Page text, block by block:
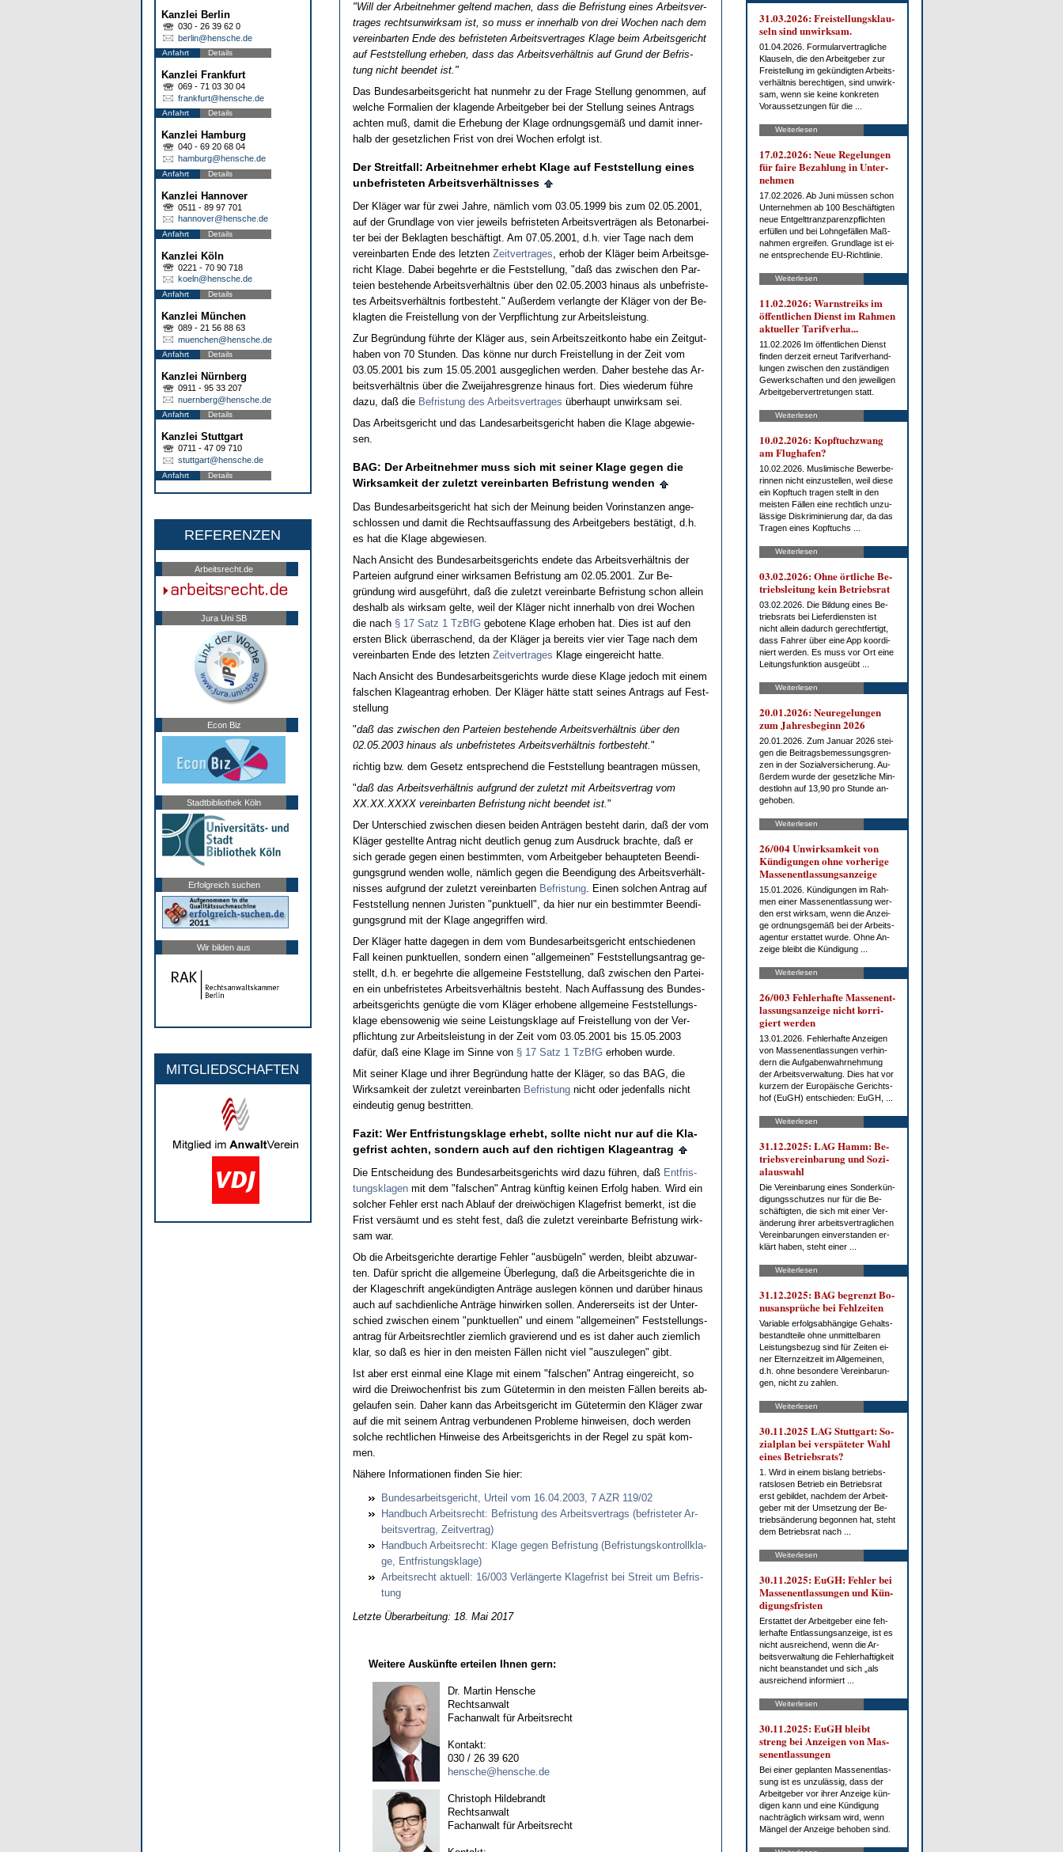
Kanzlei Berlin
030 - 26 39 62 0
berlin@hensche.de
Anfahrt Details
Kanzlei Frankfurt
069 - 71 03 30 04
frankfurt@hensche.de
Anfahrt Details
Kanzlei Hamburg
040 - 69 20 68 04
hamburg@hensche.de
Anfahrt Details
Kanzlei Hannover
0511 - 89 97 701
hannover@hensche.de
Anfahrt Details
Kanzlei Köln
0221 - 70 90 718
koeln@hensche.de
Anfahrt Details
Kanzlei München
089 - 21 56 88 63
muenchen@hensche.de
Anfahrt Details
Kanzlei Nürnberg
0911 - 95 33 207
nuernberg@hensche.de
Anfahrt Details
Kanzlei Stuttgart
0711 - 47 09 710
stuttgart@hensche.de
Anfahrt Details
REFERENZEN
Arbeitsrecht.de
Jura Uni SB
Econ Biz
Stadtbibliothek Köln
Erfolgreich suchen
Wir bilden aus
MITGLIEDSCHAFTEN
"Will der Ar­beit­neh­mer gel­tend ma­chen, dass die Be­fris­tung ei­nes Ar­beits­ver­
tra­ges rechts­un­wirk­sam ist, so muss er in­ner­halb von drei Wo­chen nach dem
ver­ein­bar­ten En­de des be­fris­te­ten Ar­beits­ver­tra­ges Kla­ge beim Ar­beits­ge­richt
auf Fest­stel­lung er­he­ben, dass das Ar­beits­verhält­nis auf Grund der Be­fris­
tung nicht be­en­det ist."
Das Bun­des­ar­beits­ge­richt hat nun­mehr zu der Fra­ge Stel­lung ge­nom­men, auf
wel­che For­ma­li­en der kla­gen­de Ar­beit­ge­ber bei der Stel­lung sei­nes An­trags
ach­ten muß, da­mit die Er­he­bung der Kla­ge ord­nungs­gemäß und da­mit in­ner­
halb der ge­setz­li­chen Frist von drei Wo­chen er­folgt ist.
Der Streit­fall: Ar­beit­neh­mer er­hebt Kla­ge auf Fest­stel­lung ei­nes
un­be­fris­te­ten Ar­beits­verhält­nis­ses
Der Kläger war für zwei Jah­re, nämlich vom 03.05.1999 bis zum 02.05.2001,
auf der Grund­la­ge von vier je­weils be­fris­te­ten Ar­beits­verträgen als Be­ton­ar­bei­
ter bei der Be­klag­ten beschäftigt. Am 07.05.2001, d.h. vier Ta­ge nach dem
ver­ein­bar­ten En­de des letz­ten Zeit­ver­tra­ges, er­hob der Kläger beim Ar­beits­ge­
richt Kla­ge. Da­bei be­gehr­te er die Fest­stel­lung, "daß das zwi­schen den Par­
tei­en be­ste­hen­de Ar­beits­verhält­nis über den 02.05.2003 hin­aus als un­be­fris­te­
tes Ar­beits­verhält­nis fort­be­steht." Außer­dem ver­lang­te der Kläger von der Be­
klag­ten die Frei­stel­lung von der Ver­pflich­tung zur Ar­beits­leis­tung.
Zur Be­gründung führ­te der Kläger aus, sein Ar­beits­zeit­kon­to ha­be ein Zeit­gut­
ha­ben von 70 St­un­den. Das könne nur durch Frei­stel­lung in der Zeit vom
03.05.2001 bis zum 15.05.2001 aus­ge­gli­chen wer­den. Da­her be­ste­he das Ar­
beits­verhält­nis über die Zwei­jah­res­gren­ze hin­aus fort. Dies wie­der­um führe
da­zu, daß die Be­fris­tung des Ar­beits­ver­tra­ges über­haupt un­wirk­sam sei.
Das Ar­beits­ge­richt und das Lan­des­ar­beits­ge­richt ha­ben die Kla­ge ab­ge­wie­
sen.
BAG: Der Ar­beit­neh­mer muss sich mit sei­ner Kla­ge ge­gen die
Wirk­sam­keit der zu­letzt ver­ein­bar­ten Be­fris­tung wen­den
Das Bun­des­ar­beits­ge­richt hat sich der Mei­nung bei­den Vor­in­stan­zen an­ge­
schlos­sen und da­mit die Rechts­auf­fas­sung des Ar­beit­ge­bers bestätigt, d.h.
es hat die Kla­ge ab­ge­wie­sen.
Nach An­sicht des Bun­des­ar­beits­ge­richts en­de­te das Ar­beits­verhält­nis der
Par­tei­en auf­grund ei­ner wirk­sa­men Be­fris­tung am 02.05.2001. Zur Be­
gründung wird aus­geführt, daß die zu­letzt ver­ein­bar­te Be­fris­tung schon al­lein
des­halb als wirk­sam gel­te, weil der Kläger nicht in­ner­halb von drei Wo­chen
die nach § 17 Satz 1 Tz­B­fGge­bo­te­ne Kla­ge er­ho­ben hat. Dies ist auf den
ers­ten Blick über­ra­schend, da der Kläger ja be­reits vier vier Ta­ge nach dem
ver­ein­bar­ten En­de des letz­ten Zeit­ver­tra­ges Kla­ge ein­ge­reicht hat­te.
Nach An­sicht des Bun­des­ar­beits­ge­richts wur­de die­se Kla­ge je­doch mit ei­nem
fal­schen Kla­ge­an­trag er­ho­ben. Der Kläger hätte statt sei­nes An­trags auf Fest­
stel­lung
"daß das zwi­schen den Par­tei­en be­ste­hen­de Ar­beits­verhält­nis über den
02.05.2003 hin­aus als un­be­fris­te­tes Ar­beits­verhält­nis fort­be­steht. "
rich­tig bzw. dem Ge­setz ent­spre­chend die Fest­stel­lung be­an­tra­gen müssen,
"daß das Ar­beits­verhält­nis auf­grund der zu­letzt mit Ar­beits­ver­trag vom
XX.XX.XXXX ver­ein­bar­ten Be­fris­tung nicht be­en­det ist. "
Der Un­ter­schied zwi­schen die­sen bei­den Anträgen be­steht dar­in, daß der vom
Kläger ge­stell­te An­trag nicht deut­lich ge­nug zum Aus­druck brach­te, daß er
sich ge­ra­de ge­gen ei­nen be­stimm­ten, vom Ar­beit­ge­ber be­haup­te­ten Be­en­di­
gungs­grund wen­den wol­le, nämlich ge­gen die Be­en­di­gung des Ar­beits­verhält­
nis­ses auf­grund der zu­letzt ver­ein­bar­ten Be­fris­tung. Ei­nen sol­chen An­trag auf
Fest­stel­lung nen­nen Ju­ris­ten "punk­tu­ell", da hier nur ein be­stimm­ter Be­en­di­
gungs­grund mit der Kla­ge an­ge­grif­fen wird.
Der Kläger hat­te da­ge­gen in dem vom Bun­des­ar­beits­ge­richt ent­schie­de­nen
Fall kei­nen punk­tu­el­len, son­dern ei­nen "all­ge­mei­nen" Fest­stel­lungs­an­trag ge­
stellt, d.h. er be­gehr­te die all­ge­mei­ne Fest­stel­lung, daß zwi­schen den Par­tei­
en ein un­be­fris­te­tes Ar­beits­verhält­nis be­steht. Nach Auf­fas­sung des Bun­des­
ar­beits­ge­richts genügte die vom Kläger er­ho­be­ne all­ge­mei­ne Fest­stel­lungs­
kla­ge eben­so­we­nig wie sei­ne Leis­tungs­kla­ge auf Frei­stel­lung von der Ver­
pflich­tung zur Ar­beits­leis­tung in der Zeit vom 03.05.2001 bis 15.05.2003
dafür, daß ei­ne Kla­ge im Sin­ne von § 17 Satz 1 Tz­B­fG er­ho­ben wur­de.
Mit sei­ner Kla­ge und ih­rer Be­gründung hat­te der Kläger, so das BAG, die
Wirk­sam­keit der zu­letzt ver­ein­bar­ten Be­fris­tungnicht oder je­den­falls nicht
ein­deu­tig ge­nug be­strit­ten.
Fa­zit: Wer Ent­fris­tungs­kla­ge er­hebt, soll­te nicht nur auf die Kla­
ge­frist ach­ten, son­dern auch auf den rich­ti­gen Kla­ge­an­trag
Die Ent­schei­dung des Bun­des­ar­beits­ge­richts wird da­zu führen, daß Ent­fris­
tungs­kla­genmit dem "fal­schen" An­trag künf­tig kei­nen Er­folg ha­ben. Wird ein
sol­cher Feh­ler erst nach Ab­lauf der dreiwöchi­gen Kla­ge­frist be­merkt, ist die
Frist versäumt und es steht fest, daß die zu­letzt ver­ein­bar­te Be­fris­tung wirk­
sam war.
Ob die Ar­beits­ge­rich­te der­ar­ti­ge Feh­ler "ausbügeln" wer­den, bleibt ab­zu­war­
ten. Dafür spricht die all­ge­mei­ne Über­le­gung, daß die Ar­beits­ge­rich­te die in
der Kla­ge­schrift an­gekündig­ten Anträge aus­le­gen können und darüber hin­aus
auch auf sach­dien­li­che Anträge hin­wir­ken sol­len. An­de­rer­seits ist der Un­ter­
schied zwi­schen ei­nem "punk­tu­el­len" und ei­nem "all­ge­mei­nen" Fest­stel­lungs­
an­trag für Ar­beits­recht­ler ziem­lich gra­vie­rend und es ist da­her auch ziem­lich
klar, so daß es hier in den meis­ten Fällen nicht viel "aus­zu­le­gen" gibt.
Ist aber erst ein­mal ei­ne Kla­ge mit ei­nem "fal­schen" An­trag ein­ge­reicht, so
wird die Drei­wo­chen­frist bis zum Güte­ter­min in den meis­ten Fällen be­reits ab­
ge­lau­fen sein. Da­her kann das Ar­beits­ge­richt im Güte­ter­min den Kläger zwar
auf die mit sei­nem An­trag ver­bun­de­nen Pro­ble­me hin­wei­sen, doch wer­den
sol­che recht­li­chen Hin­wei­se des Ar­beits­ge­richts in der Re­gel zu spät kom­
men.
Nähe­re In­for­ma­tio­nen fin­den Sie hier:
Bun­des­ar­beits­ge­richt, Ur­teil vom 16.04.2003, 7 AZR 119/02
Hand­buch Ar­beits­recht: Be­fris­tung des Ar­beits­ver­trags (be­fris­te­ter Ar­
beits­ver­trag, Zeit­ver­trag)
Hand­buch Ar­beits­recht: Kla­ge ge­gen Be­fris­tung (Be­fris­tungs­kon­troll­kla­
ge, Ent­fris­tungs­kla­ge)
Ar­beits­recht ak­tu­ell: 16/003 Verlänger­te Kla­ge­frist bei Streit um Be­fris­
tung
Letzte Überarbeitung: 18. Mai 2017
Weitere Auskünfte erteilen Ihnen gern:
Dr. Martin Hensche
Rechtsanwalt
Fachanwalt für Arbeitsrecht
Kontakt:
030 / 26 39 620
hensche@hensche.de
Christoph Hildebrandt
Rechtsanwalt
Fachanwalt für Arbeitsrecht
31.03.2026: Frei­stel­lungs­klau­
seln sind un­wirk­sam.
01.04.2026. For­mu­lar­ver­trag­li­che
Klau­seln, die den Ar­beit­ge­ber zur
Frei­stel­lung im ge­kün­dig­ten Ar­beits­
ver­hält­nis be­rech­ti­gen, sind un­wirk­
sam, wenn sie kei­ne kon­kre­ten
Vor­aus­set­zun­gen für die ...
Weiterlesen
17.02.2026: Neue Re­ge­lun­gen
für fai­re Be­zah­lung in Un­ter­
neh­men
17.02.2026. Ab Ju­ni müs­sen schon
Un­ter­neh­men ab 100 Be­schäf­tig­ten
neue Ent­gelt­tranz­pa­renz­pflich­ten
er­fül­len und bei Lohn­ge­fäl­len Maß­
nah­men er­grei­fen. Grund­la­ge ist ei­
ne ent­spre­chen­de EU-Richt­li­nie.
Weiterlesen
11.02.2026: Warn­streiks im
öf­fent­li­chen Dienst im Rah­men
ak­tu­el­ler Ta­rif­ver­ha...
11.02.2026 Im öf­fent­li­chen Dienst
fin­den der­zeit er­neut Ta­rif­ver­hand­
lun­gen zwi­schen den zu­stän­di­gen
Ge­werk­schaf­ten und den je­wei­li­gen
Ar­beit­ge­ber­ver­tre­tun­gen statt.
Weiterlesen
10.02.2026: Kopf­tuch­zwang
am Flug­ha­fen?
10.02.2026. Mus­li­mi­sche Be­wer­be­
rin­nen nicht ein­zu­stel­len, weil die­se
ein Kopf­tuch tra­gen stellt in den
meis­ten Fäl­len ei­ne recht­lich un­zu­
läs­si­ge Dis­kri­mi­nie­rung dar, da das
Tra­gen ei­nes Kopf­tuchs ...
Weiterlesen
03.02.2026: Oh­ne ört­li­che Be­
triebs­lei­tung kein Be­triebs­rat
03.02.2026. Die Bil­dung ei­nes Be­
triebs­rats bei Lie­fer­diens­ten ist
nicht al­lein da­durch ge­recht­fer­tigt,
dass Fah­rer über ei­ne App ko­or­di­
niert wer­den. Es muss vor Ort ei­ne
Lei­tungs­funk­ti­on aus­ge­übt ...
Weiterlesen
20.01.2026: Neu­re­ge­lun­gen
zum Jah­res­be­ginn 2026
20.01.2026. Zum Ja­nu­ar 2026 stei­
gen die Bei­trags­be­mes­sungs­gren­
zen in der So­zi­al­ver­si­che­rung. Au­
ßer­dem wur­de der ge­setz­li­che Min­
dest­lohn auf 13,90 pro St­un­de an­
ge­ho­ben.
Weiterlesen
26/004 Un­wirk­sam­keit von
Kün­di­gun­gen oh­ne vor­he­ri­ge
Mas­sen­ent­las­sungs­an­zei­ge
15.01.2026. Kün­di­gun­gen im Rah­
men ei­ner Mas­sen­ent­las­sung wer­
den erst wirk­sam, wenn die An­zei­
ge ord­nungs­ge­mäß bei der Ar­beits­
agen­tur er­stat­tet wur­de. Oh­ne An­
zei­ge bleibt die Kün­di­gung ...
Weiterlesen
26/003 Feh­ler­haf­te Mas­sen­ent­
las­sungs­an­zei­ge nicht kor­ri­
giert wer­den
13.01.2026. Feh­ler­haf­te An­zei­gen
von Mas­sen­ent­las­sun­gen ver­hin­
dern die Auf­ga­ben­wahr­neh­mung
der Ar­beits­ver­wal­tung. Dies hat vor
kur­zem der Eu­ro­päi­sche Ge­richts­
hof (EuGH) ent­schie­den: EuGH, ...
Weiterlesen
31.12.2025: LAG Hamm: Be­
triebs­ver­ein­ba­rung und So­zi­
al­aus­wahl
Die Ver­ein­ba­rung ei­nes Son­der­kün­
di­gungs­schut­zes nur für die Be­
schäf­tig­ten, die sich mit ei­ner Ver­
än­de­rung ih­rer ar­beits­ver­trag­li­chen
Ver­ein­ba­run­gen ein­ver­stan­den er­
klärt ha­ben, steht ei­ner ...
Weiterlesen
31.12.2025: BAG be­grenzt Bo­
nus­an­sprü­che bei Fehl­zei­ten
Va­ria­ble er­folgs­ab­hän­gi­ge Ge­halts­
be­stand­tei­le oh­ne un­mit­tel­ba­ren
Leis­tungs­be­zug sind für Zei­ten ei­
ner El­tern­zeit­zeit im All­ge­mei­nen,
d.h. oh­ne be­son­de­re Ver­ein­ba­run­
gen, nicht zu zah­len.
Weiterlesen
30.11.2025 LAG Stutt­gart: So­
zi­al­plan bei ver­spä­te­ter Wahl
ei­nes Be­triebs­rats?
1. Wird in ei­nem bis­lang be­triebs­
rats­lo­sen Be­trieb ein Be­triebs­rat
erst ge­bil­det, nach­dem der Ar­beit­
ge­ber mit der Um­set­zung der Be­
trieb­s­än­de­rung be­gon­nen hat, steht
dem Be­triebs­rat nach ...
Weiterlesen
30.11.2025: EuGH: Feh­ler bei
Mas­sen­ent­las­sun­gen und Kün­
di­gungs­fris­ten
Er­stat­tet der Ar­beit­ge­ber ei­ne feh­
ler­haf­te Ent­las­sungs­an­zei­ge, ist es
nicht aus­rei­chend, wenn die Ar­
beits­ver­wal­tung die Feh­ler­haf­tig­keit
nicht be­an­stan­det und sich „als
aus­rei­chend in­for­miert ...
Weiterlesen
30.11.2025: EuGH bleibt
streng bei An­zei­gen von Mas­
sen­ent­las­sun­gen
Bei ei­ner ge­plan­ten Mas­sen­ent­las­
sung ist es un­zu­läs­sig, dass der
Ar­beit­ge­ber vor ih­rer An­zei­ge kün­
di­gen kann und ei­ne Kün­di­gung
nach­träg­lich wirk­sam wird, wenn
Män­gel der An­zei­ge be­ho­ben sind.